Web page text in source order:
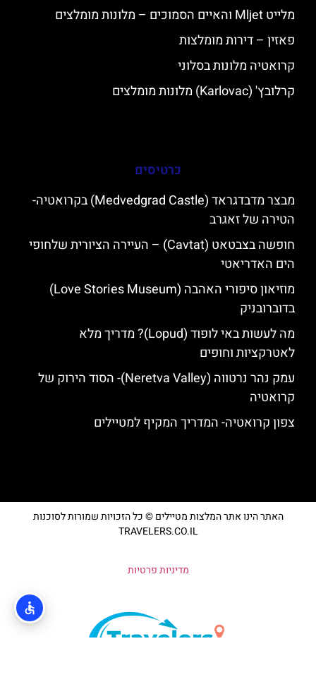
מלייט Mljet והאיים הסמוכים – מלונות מומלצים
פאזין – דירות מומלצות
קרואטיה מלונות בסלוני
קרלובץ' (Karlovac) מלונות מומלצים
כרטיסים
מבצר מדבדגראד (Medvedgrad Castle) בקרואטיה-
הטירה של זאגרב
חופשה בצבטאט (Cavtat) – העיירה הציורית שלחופי
הים האדריאטי
מוזיאון סיפורי האהבה (Love Stories Museum)
בדוברובניק
מה לעשות באי לופוד (Lopud)? מדריך מלא
לאטרקציות וחופים
עמק נהר נרטווה (Neretva Valley)- הסוד הירוק של
קרואטיה
צפון קרואטיה- המדריך המקיף למטיילים
האתר הינו אתר המלצות מטיילים © כל הזכויות שמורות לסוכנות
TRAVELERS.CO.IL
מדיניות פרטיות